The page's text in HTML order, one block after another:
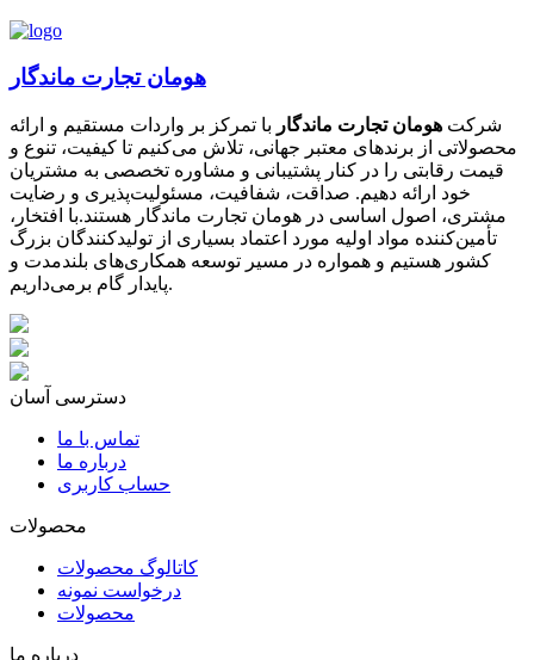
هومان تجارت ماندگار
شرکت هومان تجارت ماندگار با تمرکز بر واردات مستقیم و ارائه
محصولاتی از برندهای معتبر جهانی، تلاش می‌کنیم تا کیفیت، تنوع و
قیمت رقابتی را در کنار پشتیبانی و مشاوره تخصصی به مشتریان
خود ارائه دهیم. صداقت، شفافیت، مسئولیت‌پذیری و رضایت
مشتری، اصول اساسی در هومان تجارت ماندگار هستند.با افتخار،
تأمین‌کننده مواد اولیه مورد اعتماد بسیاری از تولیدکنندگان بزرگ
کشور هستیم و همواره در مسیر توسعه همکاری‌های بلندمدت و
پایدار گام برمی‌داریم.
دسترسی آسان
تماس با ما
درباره ما
حساب کاربری
محصولات
کاتالوگ محصولات
درخواست نمونه
محصولات
درباره ما